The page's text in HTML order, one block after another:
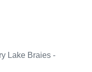
Lake Braies -